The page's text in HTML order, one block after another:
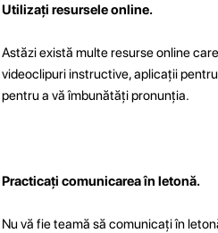
Utilizați resursele online.
Astăzi există multe resurse online
videoclipuri instructive, aplicații
pentru a vă îmbunătăți pronunția.
Practicați comunicarea în letonă.
Nu vă fie teamă să comunicați în